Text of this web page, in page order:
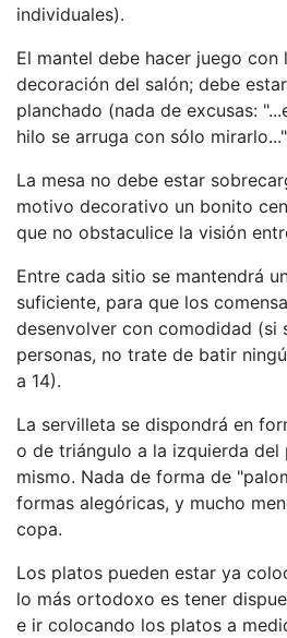
individuales).
El mantel debe hacer juego con
decoración del salón; debe
planchado (nada de excusas:
hilo se arruga con sólo
La mesa no debe estar
motivo decorativo un bonito
que no obstaculice la visión
Entre cada sitio se mantendrá
suficiente, para que los
desenvolver con comodidad (si
personas, no trate de batir
a 14).
La servilleta se dispondrá en
o de triángulo a la izquierda del
mismo. Nada de forma de
formas alegóricas, y mucho
copa.
Los platos pueden estar ya
lo más ortodoxo es tener
e ir colocando los platos a